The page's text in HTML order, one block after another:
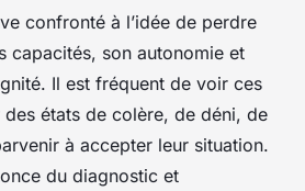
confronté à l’idée de perdre
capacités, son autonomie et
Il est fréquent de voir ces
états de colère, de déni, de
à accepter leur situation.
du diagnostic et